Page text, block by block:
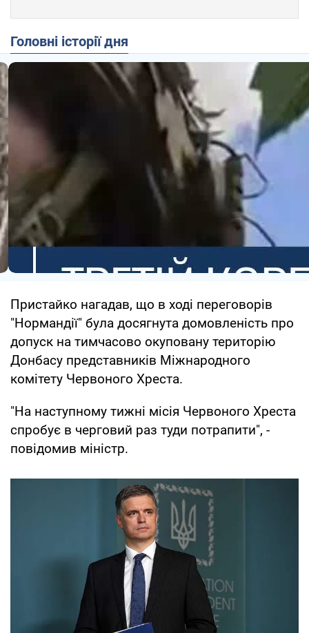
Головні історії дня
Пристайко нагадав, що в ході переговорів
"Нормандії" була досягнута домовленість про
допуск на тимчасово окуповану територію
Донбасу представників Міжнародного
комітету Червоного Хреста.
"На наступному тижні місія Червоного Хреста
спробує в черговий раз туди потрапити", -
повідомив міністр.